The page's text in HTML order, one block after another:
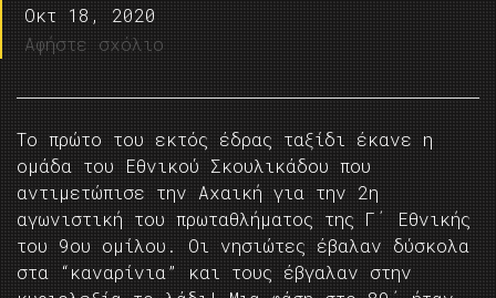
Οκτ 18, 2020
Αφήστε σχόλιο
Το πρώτο του εκτός έδρας ταξίδι έκανε η
ομάδα του Εθνικού Σκουλικάδου που
αντιμετώπισε την Αχαική για την 2η
αγωνιστική του πρωταθλήματος της Γ΄ Εθνικής
του 9ου ομίλου. Οι νησιώτες έβαλαν δύσκολα
στα “καναρίνια” και τους έβγαλαν στην